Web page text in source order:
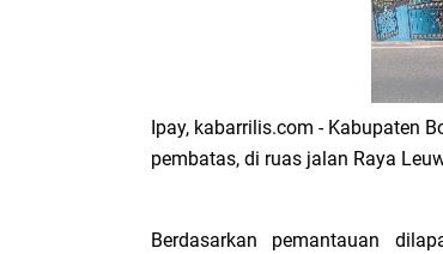
Ipay, kabarrilis.com - Kabupaten
pembatas, di ruas jalan Raya
Berdasarkan pemantauan